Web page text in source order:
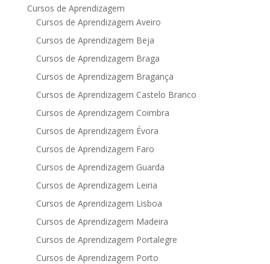
Cursos de Aprendizagem
Cursos de Aprendizagem Aveiro
Cursos de Aprendizagem Beja
Cursos de Aprendizagem Braga
Cursos de Aprendizagem Bragança
Cursos de Aprendizagem Castelo Branco
Cursos de Aprendizagem Coimbra
Cursos de Aprendizagem Évora
Cursos de Aprendizagem Faro
Cursos de Aprendizagem Guarda
Cursos de Aprendizagem Leiria
Cursos de Aprendizagem Lisboa
Cursos de Aprendizagem Madeira
Cursos de Aprendizagem Portalegre
Cursos de Aprendizagem Porto